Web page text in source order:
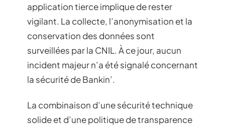
application tierce implique de rester
vigilant. La collecte, l’anonymisation et la
conservation des données sont
surveillées par la CNIL. À ce jour, aucun
incident majeur n’a été signalé concernant
la sécurité de Bankin’.
La combinaison d’une sécurité technique
solide et d’une politique de transparence